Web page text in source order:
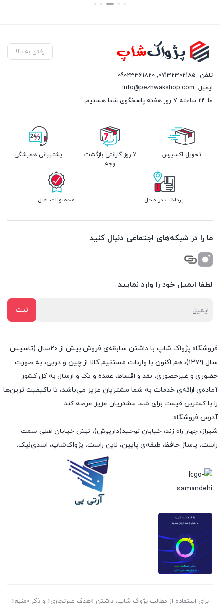
بستن
رفتن به بالا
تلفن 07132302185
,
09023361820
ایمیل info@pezhwakshop.com
ما 24 ساعته 7 روز هفته پاسخگوی شما هستیم.
تحویل اکسپرس
7 روز گارانتی بازگشت
وجه
پشتیبانی همیشگی
پرداخت در محل محصولات اصل
ما را در شبکه‌های اجتماعی دنبال کنید
لطفا ایمیل خود را وارد نمایید
فروشگاه پژواک شاپ با داشتن سابقه‌ی فروش بیش از ۲۰سال (تاسیس
سال ۱۳۷۹)، هم اکنون با واردات مستقیم کالا از چین و دوبی، به صورت
حضوری و غیرحضوری، نقد و اقساط، عمده و تک و ارسال به کل کشور
آماده‌ی ارائه‌ی خدمات به شما مشتریان عزیز می‌باشد، تا باکیفیت ترین‌ها
را با کمتربن قیمت برای شما مشتریان عزیز عرضه کند.
آدرس فروشگاه:
شیراز، چهار راه زند، خیابان توحید(داریوش)، نبش خیابان اهلی سمت
راست، پاساژ حافظ، طبقه‌ی پایین، لاین راست، پژواک‌شاپ، اسدی‌نیک.
برای استفاده از مطالب پژواک شاپ، داشتن «هدف غیرتجاری» و ذکر «منبع»